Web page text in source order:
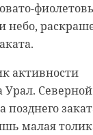
небо,
активности
Северной
позднего
малая